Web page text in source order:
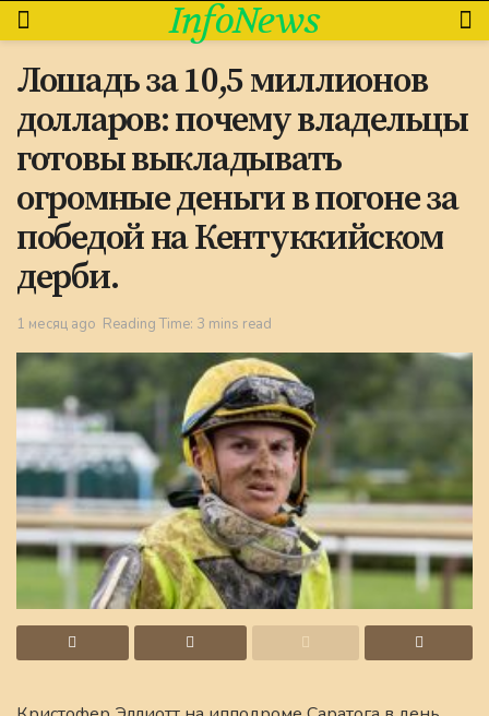
InfoNews
Лошадь за 10,5 миллионов
долларов: почему владельцы
готовы выкладывать
огромные деньги в погоне за
победой на Кентуккийском
дерби.
1 месяц ago Reading Time: 3 mins read